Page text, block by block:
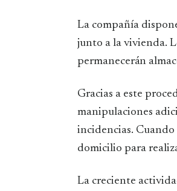
La compañía
junto a la vivienda.
permanecerán
Gracias a este
manipulaciones
incidencias.
domicilio para
La creciente